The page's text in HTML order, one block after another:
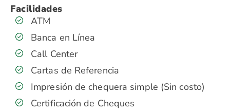
Facilidades
ATM
Banca en Línea
Call Center
Cartas de Referencia
Impresión de chequera simple (Sin costo)
Certificación de Cheques